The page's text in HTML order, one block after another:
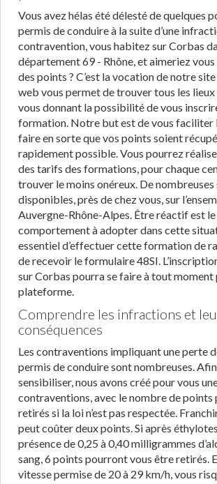
Vous avez hélas été délesté de quelques
permis de conduire à la suite d’une
contravention, vous habitez sur Corbas
département 69 - Rhône, et aimeriez
des points ? C’est la vocation de notre
web vous permet de trouver tous les
vous donnant la possibilité de vous
formation. Notre but est de vous faciliter
faire en sorte que vos points soient
rapidement possible. Vous pourrez
des tarifs des formations, pour chaque
trouver le moins onéreux. De nombreuses
disponibles, près de chez vous, sur
Auvergne-Rhône-Alpes. Être réactif est
comportement à adopter dans cette
essentiel d’effectuer cette formation de
de recevoir le formulaire 48SI.
sur Corbas pourra se faire à tout moment
plateforme.
Comprendre les infractions et
conséquences
Les contraventions impliquant une perte
permis de conduire sont nombreuses.
sensibiliser, nous avons créé pour vous
contraventions, avec le nombre de
retirés si la loi n’est pas respectée.
peut coûter deux points. Si après
présence de 0,25 à 0,40 milligrammes
sang, 6 points pourront vous être retirés.
vitesse permise de 20 à 29 km/h, vous